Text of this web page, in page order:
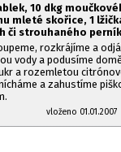
10 dkg
mleté skořice, 1
či strouhaného
rozkrájíme a
vody a podusíme
a rozemletou
a zahustíme
vloženo